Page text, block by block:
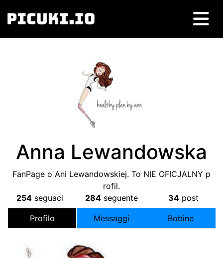
Anna Lewandowska
FanPage o Ani Lewandowskiej. To NIE OFICJALNY p
rofil.
254 seguaci 284 seguente 34post
Profilo Messaggi Bobine